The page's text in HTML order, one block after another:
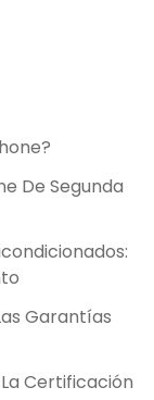
De Segunda
Garantías
Certificación